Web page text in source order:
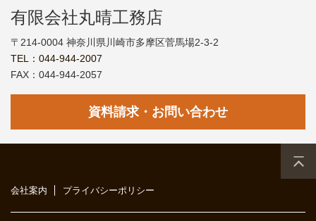
有限会社丸晴工務店
〒214-0004 神奈川県川崎市多摩区菅馬場2-3-2
TEL：044-944-2007
FAX：044-944-2057
資料請求・お問い合わせ
会社案内 プライバシーポリシー